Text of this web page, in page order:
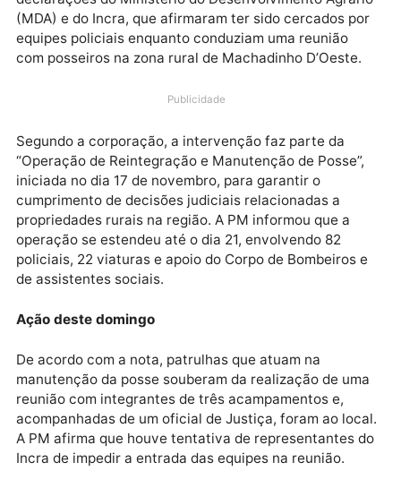
A Polícia Militar de Rondônia divulgou, na noite deste
domingo (23), uma nota oficial em resposta às
(MDA) e do Incra, que afirmaram ter sido cercados
com posseiros na zona rural de Machadinho D’Oeste.
Publicidade
Segundo a corporação, a intervenção faz parte da
“Operação de Reintegração e Manutenção de
iniciada no dia 17 de novembro, para garantir o
propriedades rurais na região. A PM informou que a
policiais, 22 viaturas e apoio do Corpo de Bombeiros
de assistentes sociais.
Ação deste domingo